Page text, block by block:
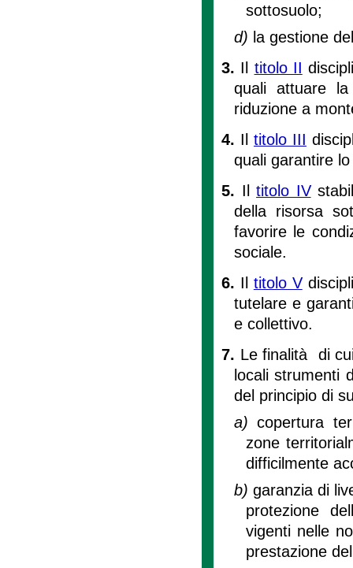
sottosuolo;
d) la gestione
3. Il titolo II
quali attuare
riduzione a
4. Il titolo III
quali garantire
5. Iltitolo IV
della risorsa
favorire le
sociale.
6. Il titolo V
tutelare e
e collettivo.
7. Le finalità di
locali strumenti
del principio di
a)copertura
zone
difficilmente
b) garanzia di
protezione
vigenti nelle
prestazione